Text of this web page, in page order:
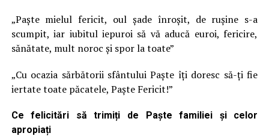
„Paște mielul fericit, oul șade înroșit, de rușine s-a
scumpit, iar iubitul iepuroi să vă aducă euroi, fericire,
sănătate, mult noroc și spor la toate”
„Cu ocazia sărbătorii sfântului Paște îți doresc să-ți fie
iertate toate păcatele, Paște Fericit!”
Ce felicitări să trimiți de Paște familiei și celor
apropiați